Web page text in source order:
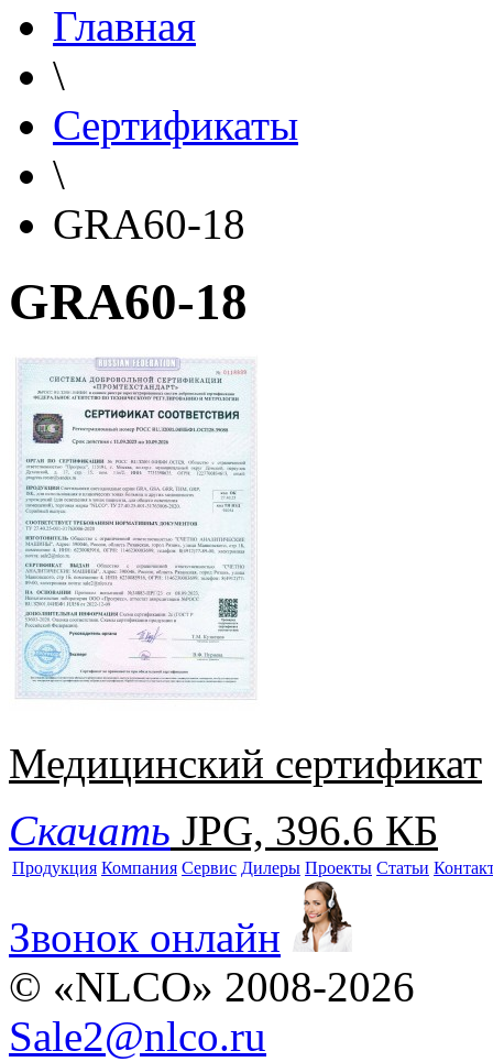
Главная
\
Сертификаты
\
GRA60-18
GRA60-18
Медицинский сертификат
Скачать JPG, 396.6 КБ
Продукция Компания Сервис Дилеры Проекты Статьи
Звонок онлайн
© «NLCO» 2008-2026
Sale2@nlco.ru